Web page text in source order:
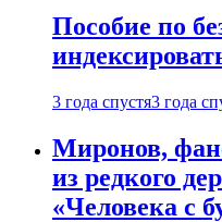
Пособие по
3 года спустя3 года
Миронов,
из редкого
«Человека с